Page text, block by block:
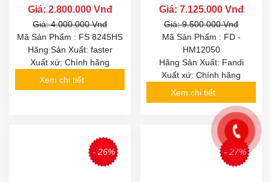
Giá: 2.800.000 Vnđ
Giá: 4.000.000 Vnđ
Mã Sản Phẩm : FS 8245HS
Hãng Sản Xuất: faster
Xuất xứ: Chính hãng
Xem chi tiết
Giá: 7.125.000 Vnđ
Giá: 9.500.000 Vnđ
Mã Sản Phẩm : FD -
HM12050
Hãng Sản Xuất: Fandi
Xuất xứ: Chính hãng
Xem chi tiết
- 26% - 27%